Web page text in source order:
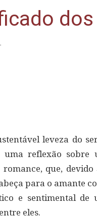
-
leveza do
uma reflexão
romance, que,
para o amante
e sentimental
eles.